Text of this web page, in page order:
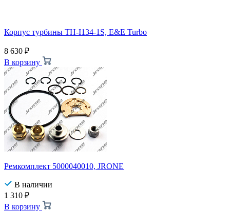
Корпус турбины TH-I134-1S, E&E Turbo
8 630 ₽
В корзину
Ремкомплект 5000040010, JRONE
В наличии
1 310 ₽
В корзину